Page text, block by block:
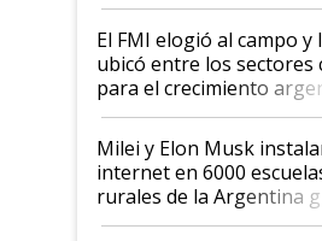
de Milei
El FMI elogió al campo y
ubicó entre los sectores
para el crecimiento
Milei y Elon Musk
internet en 6000
rurales de la Argentina
a un acuerdo con